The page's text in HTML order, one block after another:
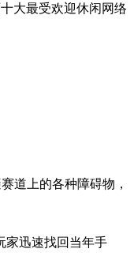
大最受欢迎休闲网络
道上的各种障碍物，
家迅速找回当年手